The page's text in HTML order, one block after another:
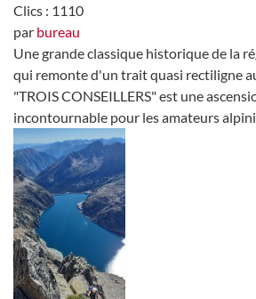
Clics : 1110
par bureau
Une grande classique historique de la
qui remonte d'un trait quasi rectiligne
"TROIS CONSEILLERS" est une
incontournable pour les amateurs